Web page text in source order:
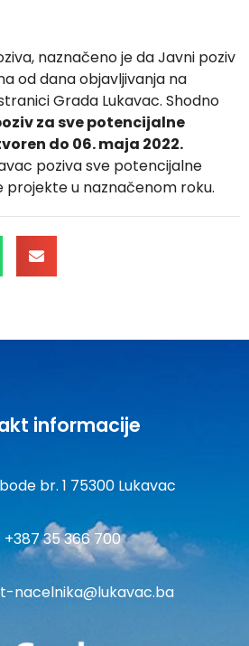
naznačeno je da Javni poziv
od dana objavljivanja na
Grada Lukavac. Shodno
za sve potencijalne
do 06. maja 2022.
poziva sve potencijalne
u naznačenom roku.
informacije
br. 1 75300 Lukavac
+387 35 366 700
nacelnika@lukavac.ba